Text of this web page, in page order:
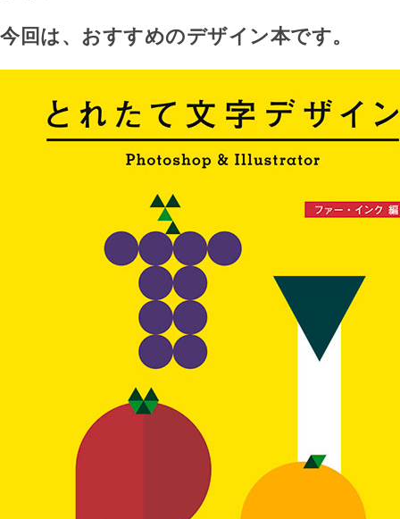
今回は、おすすめのデザイン本です。